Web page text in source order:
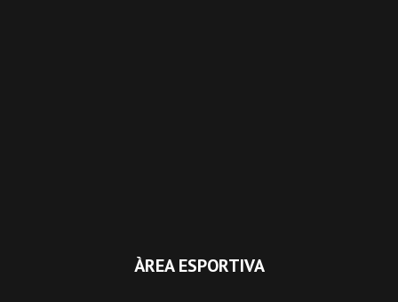
ÀREA ESPORTIVA